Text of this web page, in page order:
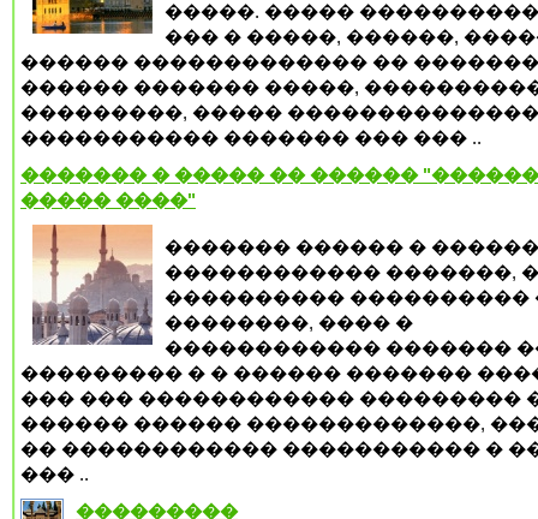
�����. �����
��� � �����, ������,
������ ������������� ��
������ ������� �����,
���������, ����� ��������������
����������� ������� ��� ��� ..
������� � ����� �� ������
����� ����"
������� ������ �
������������ �������,
���������� ����������
��������, ���� �
������������ �������
��������� � � ������ �������
��� ��� ������������ ���������
������ ������ �������������,
�� ������������ ����������� �
��� ..
���������